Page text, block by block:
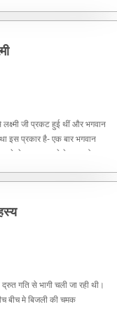
जी प्रकट हुई थीं और भगवान
इस प्रकार है- एक बार भगवान
रहे थे। घूमत-घूमते वे एक मनोहर वन
गति से भागी चली जा रही थी।
बीच मे बिजली की चमक